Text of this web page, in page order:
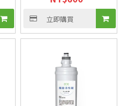
立即購買